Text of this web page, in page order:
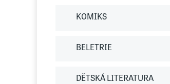
KOMIKS
BELETRIE
DĚTSKÁ LITERATURA